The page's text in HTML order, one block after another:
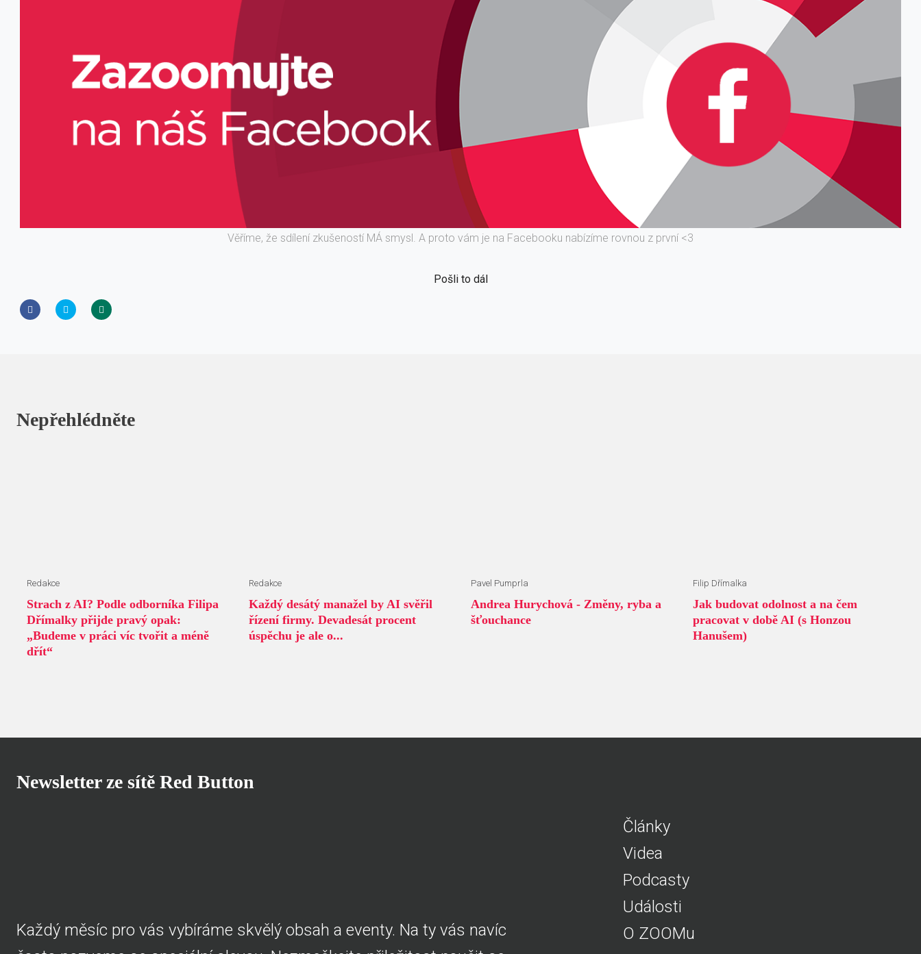
Věříme, že sdílení zkušeností MÁ smysl. A proto vám je na Facebooku nabízíme rovnou z první <3
Pošli to dál
Nepřehlédněte
Redakce
Strach z AI? Podle odborníka Filipa
Dřímalky přijde pravý opak:
„Budeme v práci víc tvořit a méně
dřít“
Redakce
Každý desátý manažel by AI svěřil
řízení firmy. Devadesát procent
úspěchu je ale o...
Pavel Pumprla
Andrea Hurychová - Změny, ryba a
šťouchance
Filip Dřímalka
Jak budovat odolnost a na čem
pracovat v době AI (s Honzou
Hanušem)
Newsletter ze sítě Red Button
Každý měsíc pro vás vybíráme skvělý obsah a eventy. Na ty vás navíc
Články
Videa
Podcasty
Události
O ZOOMu